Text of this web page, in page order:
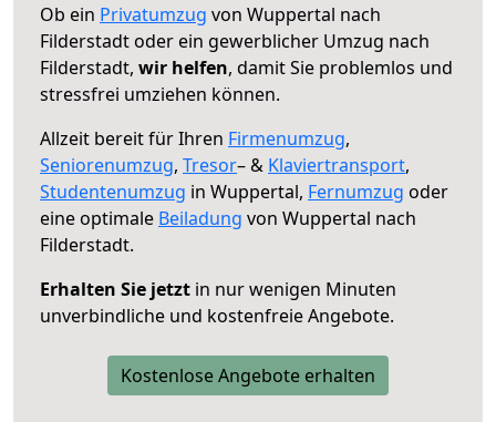
Ob ein Privatumzug von Wuppertal nach
Filderstadt oder ein gewerblicher Umzug nach
Filderstadt, wir helfen, damit Sie problemlos und
stressfrei umziehen können.
Allzeit bereit für Ihren Firmenumzug,
Seniorenumzug, Tresor– & Klaviertransport,
Studentenumzug in Wuppertal, Fernumzug oder
eine optimale Beiladung von Wuppertal nach
Filderstadt.
Erhalten Sie jetzt in nur wenigen Minuten
unverbindliche und kostenfreie Angebote.
Kostenlose Angebote erhalten